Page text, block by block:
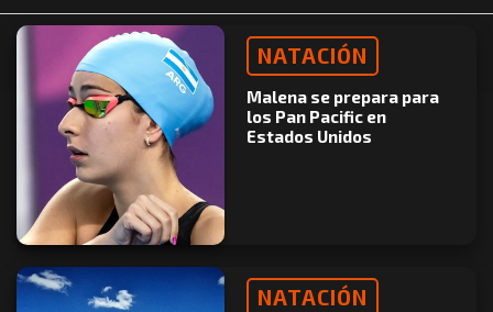
NATACIÓN
Malena se prepara para
los Pan Pacific en
Estados Unidos
NATACIÓN